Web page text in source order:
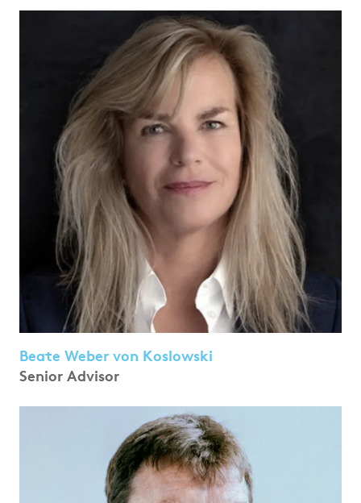
Beate Weber von Koslowski
Senior Advisor